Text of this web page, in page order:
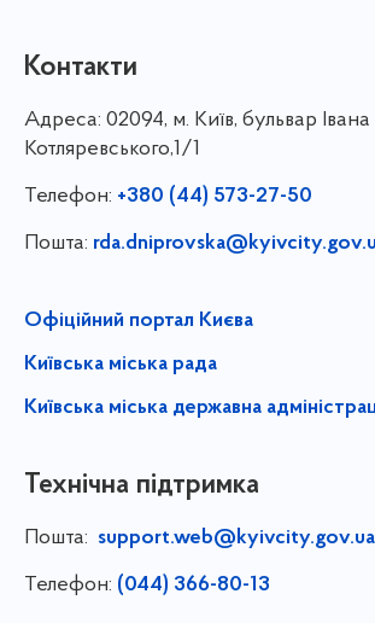
Контакти
Адреса: 02094, м. Київ, бульвар Івана
Котляревського,1/1
Телефон: +380 (44) 573-27-50
Пошта:
Офіційний портал Києва
Київська міська рада
Київська міська державна
Технічна підтримка
Пошта: support.web@kyivcity.gov.ua
Телефон: (044) 366-80-13